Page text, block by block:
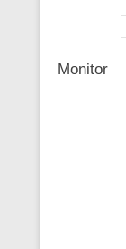
Monitor